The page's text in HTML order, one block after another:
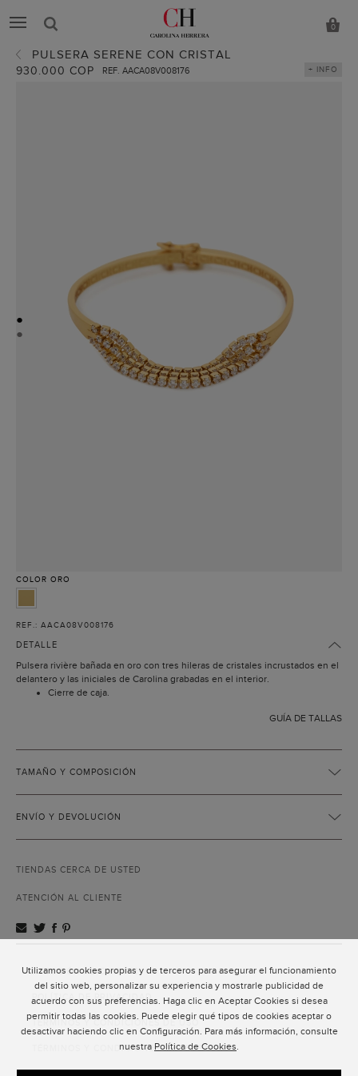
Utilizamos cookies propias y de terceros para asegurar el funcionamiento
del sitio web, personalizar su experiencia y mostrarle publicidad de
acuerdo con sus preferencias. Haga clic en Aceptar Cookies si desea
permitir todas las cookies. Puede elegir qué tipos de cookies aceptar o
desactivar haciendo clic en Configuración. Para más información, consulte
nuestra Política de Cookies.
0
PULSERA SERENE CON CRISTAL
930.000 COP REF. AACA08V008176 + INFO
●
●
COLOR ORO
REF.: AACA08V008176
DETALLE
Pulsera rivière bañada en oro con tres hileras de cristales incrustados en el
delantero y las iniciales de Carolina grabadas en el interior.
Cierre de caja.
GUÍA DE TALLAS
TAMAÑO Y COMPOSICIÓN
ENVÍO Y DEVOLUCIÓN
TIENDAS CERCA DE USTED
ATENCIÓN AL CLIENTE
ATENCIÓN AL CLIENTE
POLÍTICA DE PRIVACIDAD
TÉRMINOS Y CONDICIONES DE USO
TÉRMINOS Y CONDICIONES DE VENTA